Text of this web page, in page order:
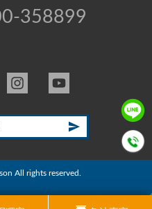
358899
All rights reserved.